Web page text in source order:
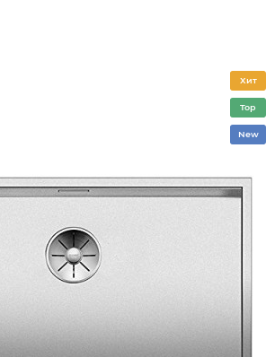
Хит
Top
New